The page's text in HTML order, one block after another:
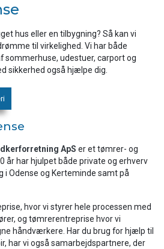
hus eller en tilbygning? Så kan vi
til virkelighed. Vi har både
sommerhuse, udestuer, carport og
sikkerhed også hjælpe dig.
ApS er et tømrer- og
år har hjulpet både private og erhverv
i Odense og Kerteminde samt på
hvor vi styrer hele processen med
og tømrerentreprise hvor vi
håndværkere. Har du brug for hjælp til
har vi også samarbejdspartnere, der